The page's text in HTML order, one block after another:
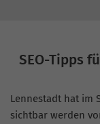
SEO-Tipps
Lennestadt hat im
sichtbar werden